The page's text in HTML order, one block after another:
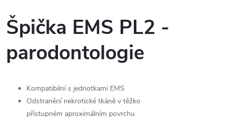
Špička EMS PL2 -
parodontologie
Kompatibilní s jednotkami EMS
Odstranění nekrotické tkáně v těžko
přístupném aproximálním povrchu